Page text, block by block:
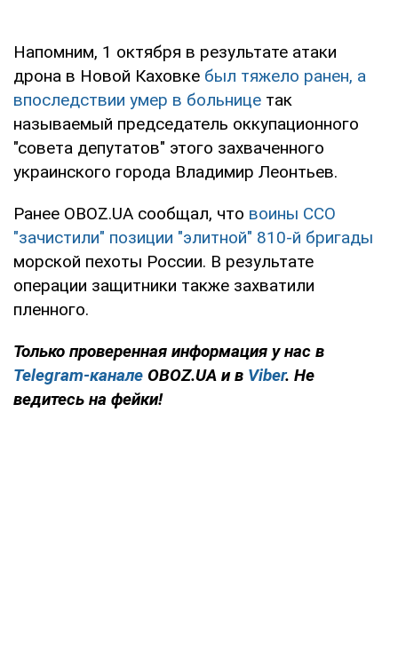
Напомним, 1 октября в результате атаки
дрона в Новой Каховке был тяжело ранен, а
впоследствии умер в больнице так
называемый председатель оккупационного
"совета депутатов" этого захваченного
украинского города Владимир Леонтьев.
Ранее OBOZ.UA сообщал, что воины ССО
"зачистили" позиции "элитной" 810-й бригады
морской пехоты России. В результате
операции защитники также захватили
пленного.
Только проверенная информация у нас в
Telegram-канале OBOZ.UA и в Viber. Не
ведитесь на фейки!